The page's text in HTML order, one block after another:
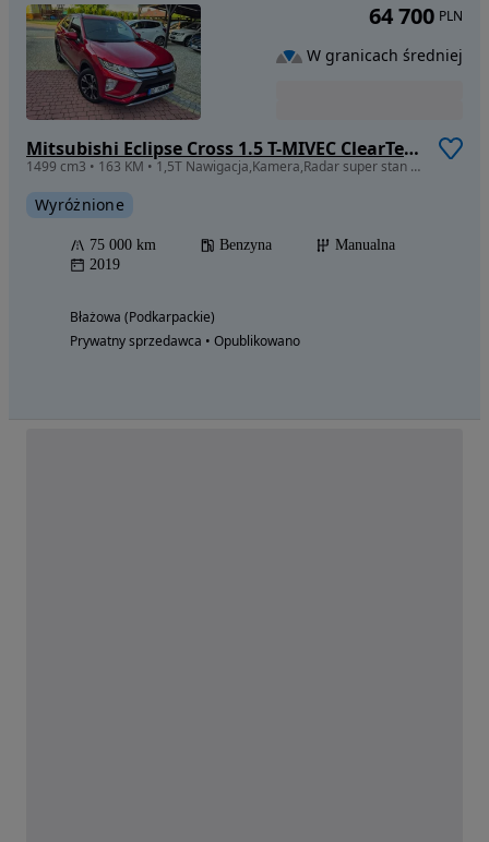
Mitsubishi Eclipse Cross 1.5 T-MIVEC ClearTec 2WD Diamant Edition
1499 cm3 • 163 KM • 1,5T Nawigacja,Kamera,Radar super stan z Niemiec Opłacony!!
Wyróżnione
75 000 km Benzyna
Manualna
2019
Błażowa (Podkarpackie)
Prywatny sprzedawca • Opublikowano
64 700 PLN
W granicach średniej